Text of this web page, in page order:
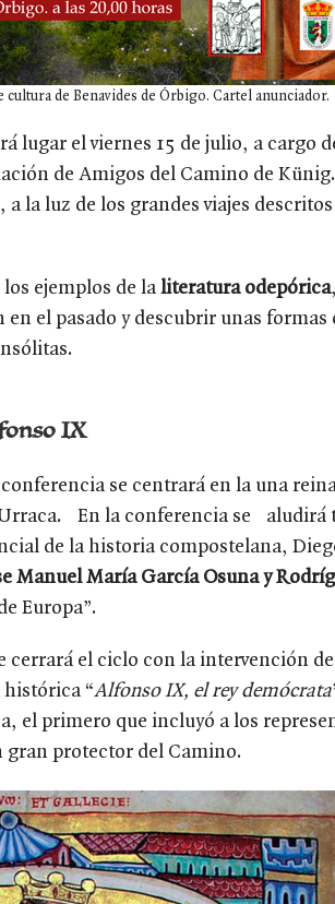
de Benavides de Órbigo. Cartel anunciador.
lugar el viernes 15 de julio, a cargo
de Amigos del Camino de
la luz de los grandes viajes
ejemplos de la literatura odepórica
el pasado y descubrir unas formas
IX
se centrará en la una
En la conferencia se aludirá
de la historia compostelana,
Manuel María García Osuna y
Europa”.
cerrará el ciclo con la intervención de
histórica “Alfonso IX, el rey demócrata
el primero que incluyó a los
gran protector del Camino.